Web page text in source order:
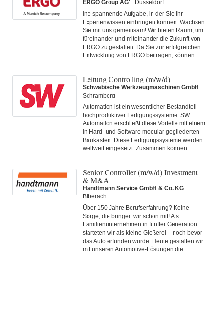
ERGO Group AG'
Düsseldorf
ine spannende Aufgabe, in der Sie Ihr
Expertenwissen einbringen können. Wachsen
Sie mit uns gemeinsam! Wir bieten Raum, um
füreinander und miteinander die Zukunft von
ERGO zu gestalten. Da Sie zur erfolgreichen
Entwicklung von ERGO beitragen, können...
Leitung Controlling (m/w/d)
Schwäbische Werkzeugmaschinen GmbH
Schramberg
Automation ist ein wesentlicher Bestandteil
hochproduktiver Fertigungssysteme. SW
Automation erschließt diese Vorteile mit einem
in Hard- und Software modular gegliederten
Baukasten. Diese Fertigungs­systeme werden
weltweit eingesetzt. Zusammen können...
Senior Controller (m/w/d) Investment
& M&A
Handtmann Service GmbH & Co. KG
Biberach
Über 150 Jahre Berufserfahrung? Keine
Sorge, die bringen wir schon mit! Als
Familienunternehmen in fünfter Generation
starteten wir als kleine Gießerei – noch bevor
das Auto erfunden wurde. Heute gestalten wir
mit unseren Automotive-Lösungen die...